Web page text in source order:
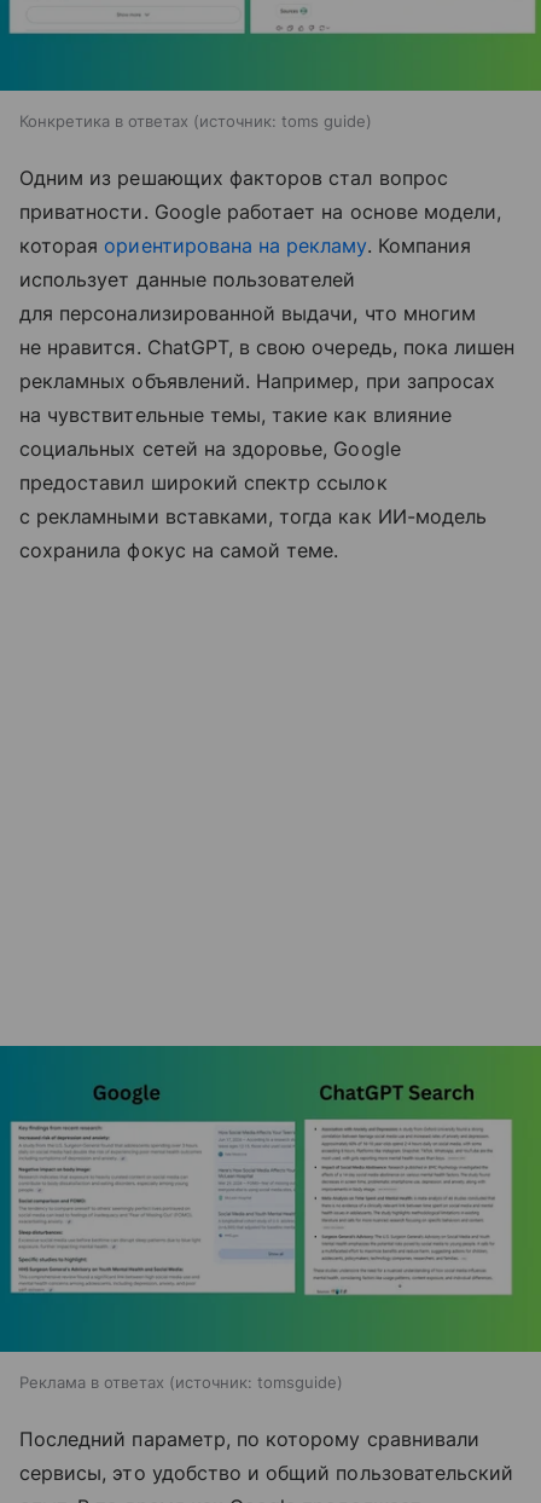
Конкретика в ответах источник: toms guide
Одним из решающих факторов стал вопрос
приватности. Google работает на основе модели,
котораяориентирована на рекламу. Компания
использует данные пользователей
для персонализированной выдачи, что многим
не нравится. ChatGPT, в свою очередь, пока лишен
рекламных объявлений. Например, при запросах
на чувствительные темы, такие как влияние
социальных сетей на здоровье, Google
предоставил широкий спектр ссылок
с рекламными вставками, тогда как ИИ-модель
сохранила фокус на самой теме.
Реклама в ответах источник: tomsguide
Последний параметр, по которому сравнивали
сервисы, это удобство и общий пользовательский